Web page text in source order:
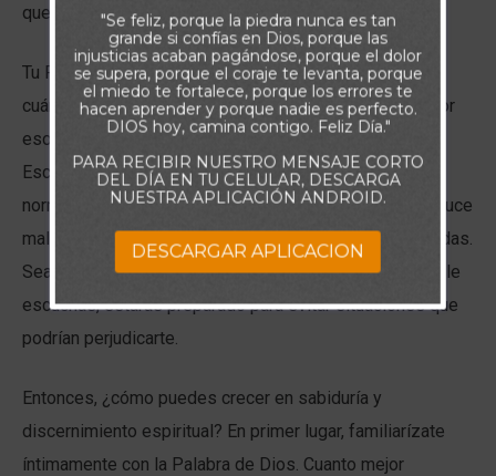
que caminas en sabiduría con Dios.
Tu Padre Celestial quiere que seas capaz de discernir
cuándo algo va mal con una persona o una situación. Por
eso el Espíritu Santo te recuerda un principio de las
Escrituras, te revela cuándo algo no cuadra o no encaja
normalmente en las palabras de una persona, o te produce
malestar en el espíritu para advertirte de que no procedas.
Sea cual sea la forma en que se comunique contigo, si le
escuchas, estarás preparado para evitar situaciones que
podrían perjudicarte.
Entonces, ¿cómo puedes crecer en sabiduría y
discernimiento espiritual? En primer lugar, familiarízate
íntimamente con la Palabra de Dios. Cuanto mejor
"Se feliz, porque la piedra nunca es tan
grande si confías en Dios, porque las
injusticias acaban pagándose, porque el dolor
se supera, porque el coraje te levanta, porque
el miedo te fortalece, porque los errores te
hacen aprender y porque nadie es perfecto.
DIOS hoy, camina contigo. Feliz Día."
PARA RECIBIR NUESTRO MENSAJE CORTO
DEL DÍA EN TU CELULAR, DESCARGA
NUESTRA APLICACIÓN ANDROID.
DESCARGAR APLICACION